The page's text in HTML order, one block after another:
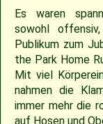
Es waren
sowohl
Publikum zum
the Park Home
Mit viel
nahmen die
immer mehr die
auf Hosen und
2013
2012
2011
Saison 2014
Saison 2013
Saison 2012